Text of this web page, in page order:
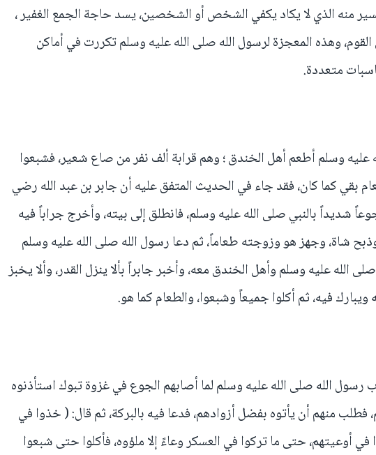
منه الذي لا يكاد يكفي الشخص أو الشخصين، يسد حاجة الجمع الغفير ،
القوم، وهذه المعجزة لرسول الله صلى الله عليه وسلم تكررت في أماكن
متعددة.
عليه وسلم أطعم أهل الخندق ؛ وهم قرابة ألف نفر من صاع شعير، فشبعوا
بقي كما كان، فقد جاء في الحديث المتفق عليه أن جابر بن عبد الله رضي
شديداً بالنبي صلى الله عليه وسلم، فانطلق إلى بيته، وأخرج جراباً فيه
شاة، وجهز هو وزوجته طعاماً، ثم دعا رسول الله صلى الله عليه وسلم
الله عليه وسلم وأهل الخندق معه، وأخبر جابراً بألا ينزل القدر، وألا يخبز
ويبارك فيه، ثم أكلوا جميعاً وشبعوا، والطعام كما هو.
رسول الله صلى الله عليه وسلم لما أصابهم الجوع في غزوة تبوك استأذنوه
منهم أن يأتوه بفضل أزوادهم، فدعا فيه بالبركة، ثم قال: ( خذوا في
في أوعيتهم، حتى ما تركوا في العسكر وعاءً إلا ملؤوه، فأكلوا حتى شبعوا